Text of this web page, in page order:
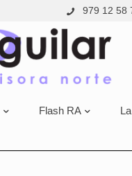
979 12 58
Flash RA